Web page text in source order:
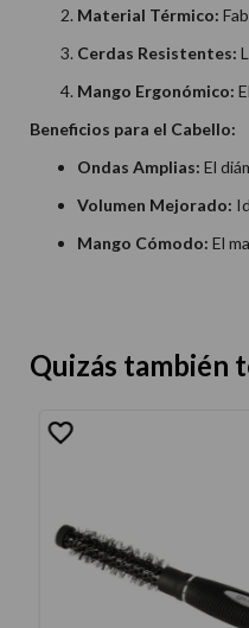
Material Térmico:
Cerdas Resistentes:
Mango Ergonómico:
Beneficios para el Cabello:
Ondas Amplias: El
Volumen Mejorado:
Mango Cómodo: El
Quizás también